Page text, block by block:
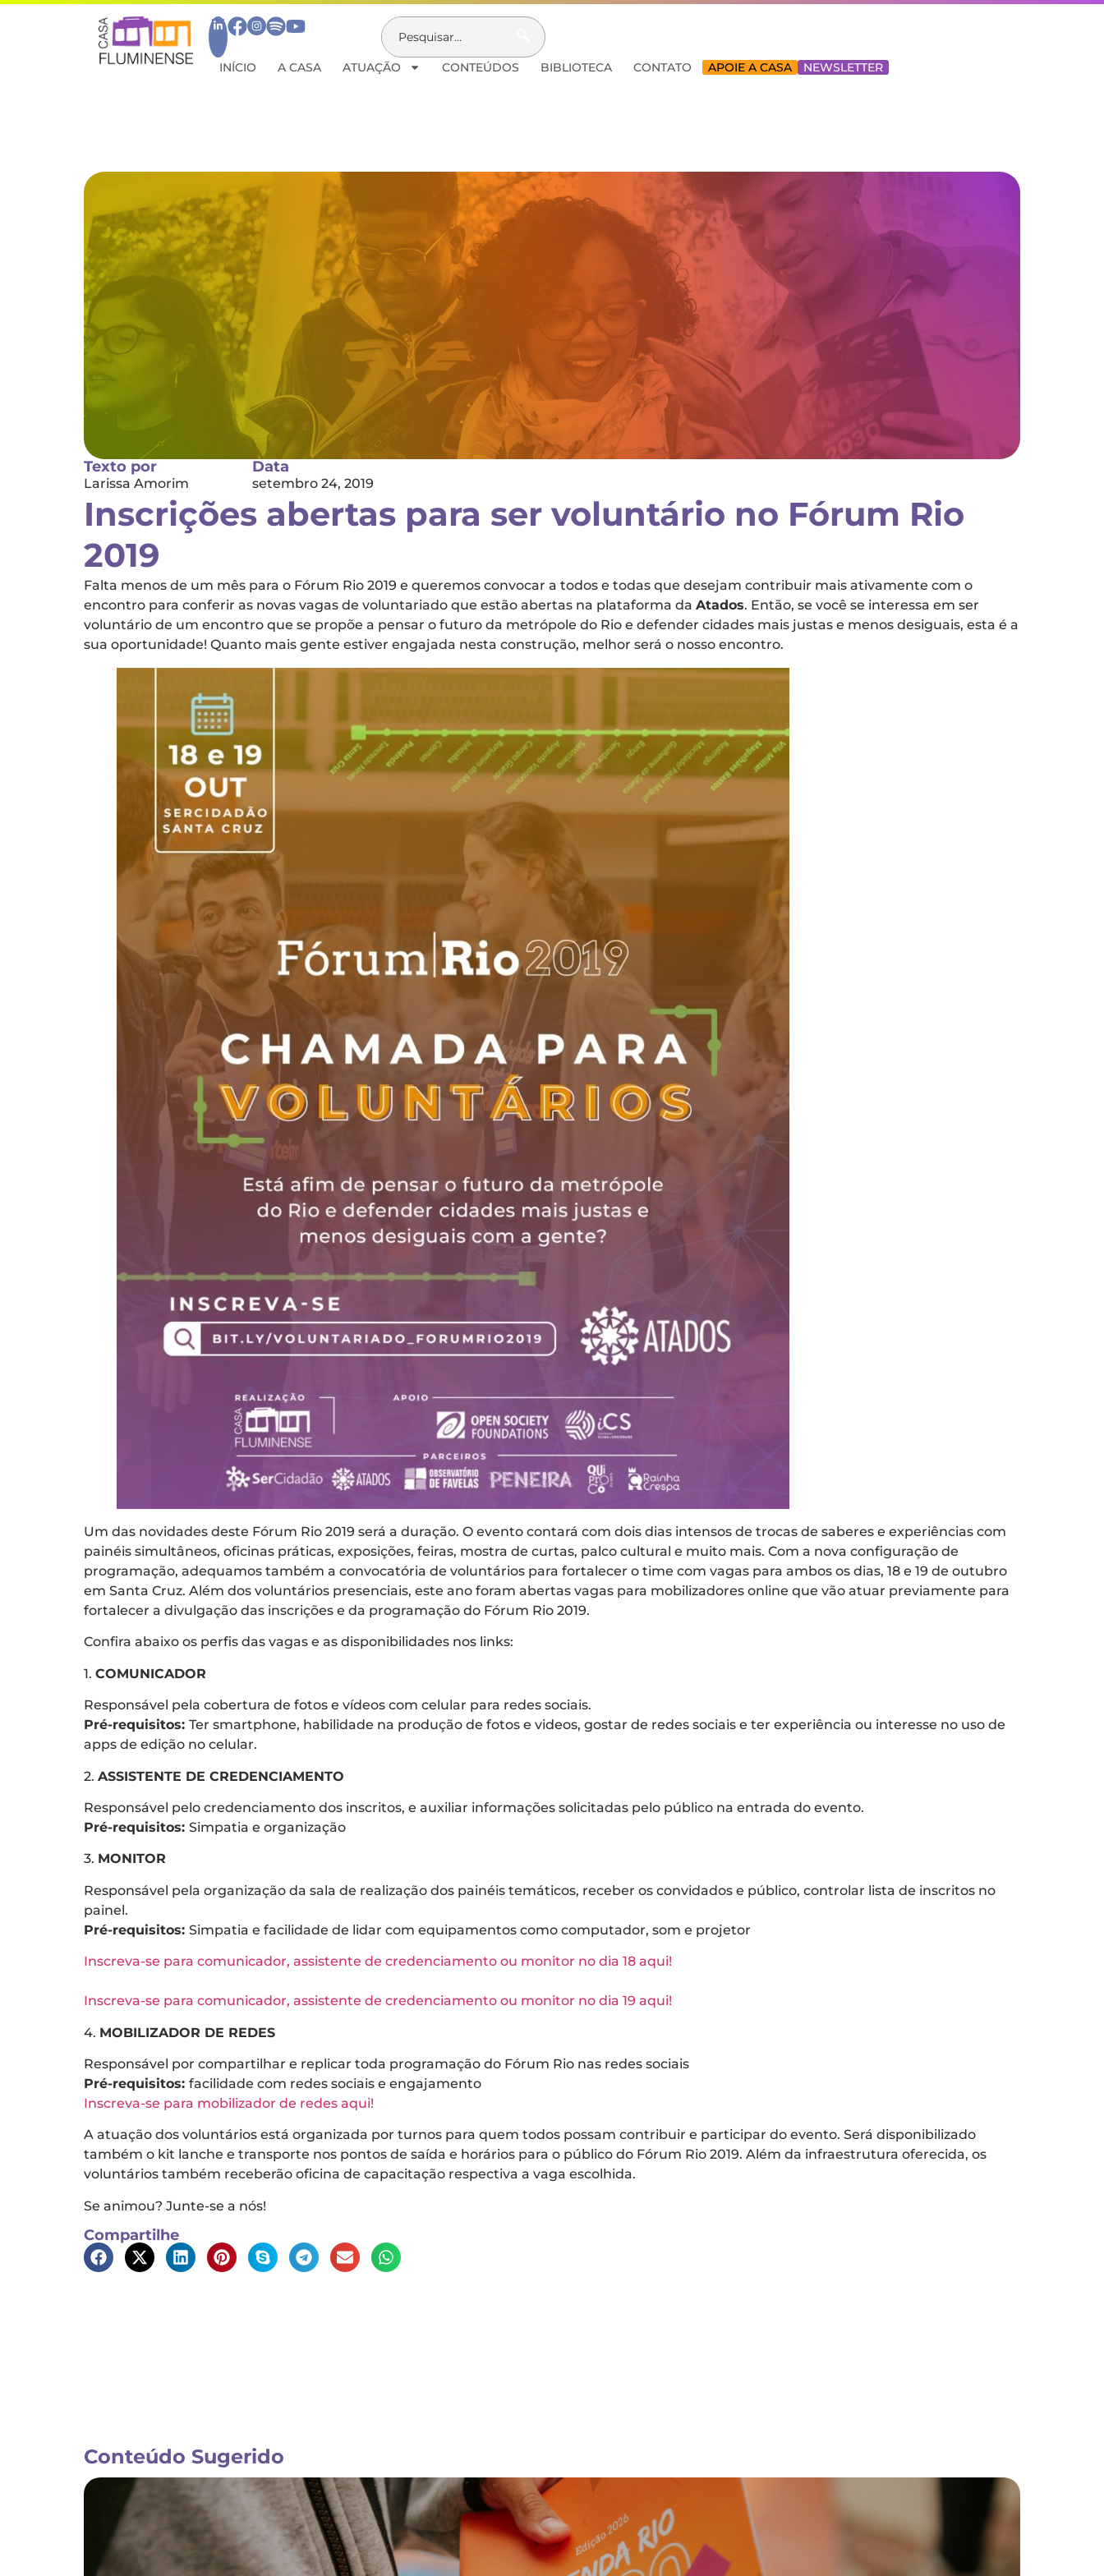
INÍCIO A CASA ATUAÇÃO CONTEÚDOS BIBLIOTECA CONTATO APOIE A CASA NEWSLETTER
Texto por
Larissa Amorim
Data
setembro 24, 2019
Inscrições abertas para ser voluntário no Fórum Rio
2019
Falta menos de um mês para o Fórum Rio 2019 e queremos convocar a todos e todas que desejam contribuir mais ativamente com o
encontro para conferir as novas vagas de voluntariado que estão abertas na plataforma da Atados. Então, se você se interessa em ser
voluntário de um encontro que se propõe a pensar o futuro da metrópole do Rio e defender cidades mais justas e menos desiguais, esta é a
sua oportunidade! Quanto mais gente estiver engajada nesta construção, melhor será o nosso encontro.
Um das novidades deste Fórum Rio 2019 será a duração. O evento contará com dois dias intensos de trocas de saberes e experiências com
painéis simultâneos, oficinas práticas, exposições, feiras, mostra de curtas, palco cultural e muito mais. Com a nova configuração de
programação, adequamos também a convocatória de voluntários para fortalecer o time com vagas para ambos os dias, 18 e 19 de outubro
em Santa Cruz. Além dos voluntários presenciais, este ano foram abertas vagas para mobilizadores online que vão atuar previamente para
fortalecer a divulgação das inscrições e da programação do Fórum Rio 2019.
Confira abaixo os perfis das vagas e as disponibilidades nos links:
1. COMUNICADOR
Responsável pela cobertura de fotos e vídeos com celular para redes sociais.
Pré-requisitos: Ter smartphone, habilidade na produção de fotos e videos, gostar de redes sociais e ter experiência ou interesse no uso de
apps de edição no celular.
2. ASSISTENTE DE CREDENCIAMENTO
Responsável pelo credenciamento dos inscritos, e auxiliar informações solicitadas pelo público na entrada do evento.
Pré-requisitos: Simpatia e organização
3. MONITOR
Responsável pela organização da sala de realização dos painéis temáticos, receber os convidados e público, controlar lista de inscritos no
painel.
Pré-requisitos: Simpatia e facilidade de lidar com equipamentos como computador, som e projetor
Inscreva-se para comunicador, assistente de credenciamento ou monitor no dia 18 aqui!
Inscreva-se para comunicador, assistente de credenciamento ou monitor no dia 19 aqui!
4. MOBILIZADOR DE REDES
Responsável por compartilhar e replicar toda programação do Fórum Rio nas redes sociais
Pré-requisitos: facilidade com redes sociais e engajamento
Inscreva-se para mobilizador de redes aqui!
A atuação dos voluntários está organizada por turnos para quem todos possam contribuir e participar do evento. Será disponibilizado
também o kit lanche e transporte nos pontos de saída e horários para o público do Fórum Rio 2019. Além da infraestrutura oferecida, os
voluntários também receberão oficina de capacitação respectiva a vaga escolhida.
Se animou? Junte-se a nós!
Compartilhe
Conteúdo Sugerido